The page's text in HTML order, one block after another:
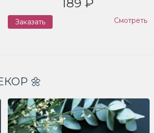
189 ₽
Заказать Смотреть
🌼